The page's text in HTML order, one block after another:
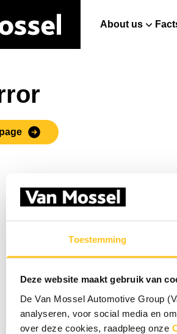
Toestemming
Deze website maakt gebruik van
De Van Mossel Automotive Group
analyseren, voor social media en
over deze cookies, raadpleeg onze
About us